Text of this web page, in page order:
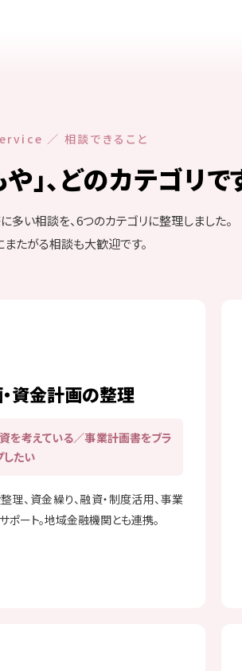
／ 相談できること
」、どのカテゴリで
い相談を、6つのカテゴリに整理しました。
またがる相談も大歓迎です。
資金計画の整理
を考えている／事業計画書をブラ
したい
理、資金繰り、融資・制度活用、事業
ポート。地域金融機関とも連携。